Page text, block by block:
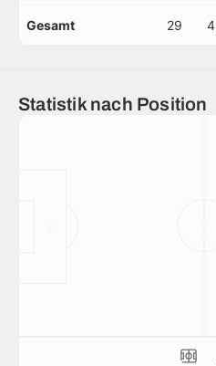
Gesamt 29 4
Statistik nach Position